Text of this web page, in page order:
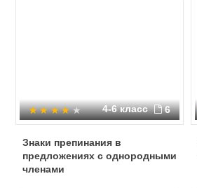
4-6 класс 6
Знаки препинания в
предложениях с однородными
членами